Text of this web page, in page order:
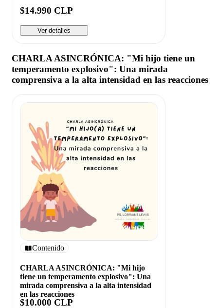
$14.990 CLP
Ver detalles
CHARLA ASINCRÓNICA: "Mi hijo tiene un
temperamento explosivo": Una mirada
comprensiva a la alta intensidad en las reacciones
Contenido
CHARLA ASINCRÓNICA: "Mi hijo
tiene un temperamento explosivo": Una
mirada comprensiva a la alta intensidad
en las reacciones
$10.000 CLP